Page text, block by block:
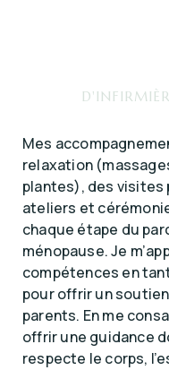
Mes
relaxation
plantes), des visites
ateliers et
chaque étape du
ménopause. Je
compétences en
pour offrir un
parents. En me
offrir une guidance
respecte le corps,